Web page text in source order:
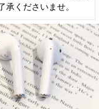
承くださいませ。